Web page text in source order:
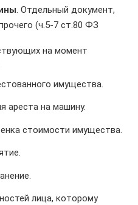
. Отдельный документ,
(ч.5-7 ст.80 ФЗ
на момент
имущества.
ареста на машину.
стоимости имущества.
лица, которому